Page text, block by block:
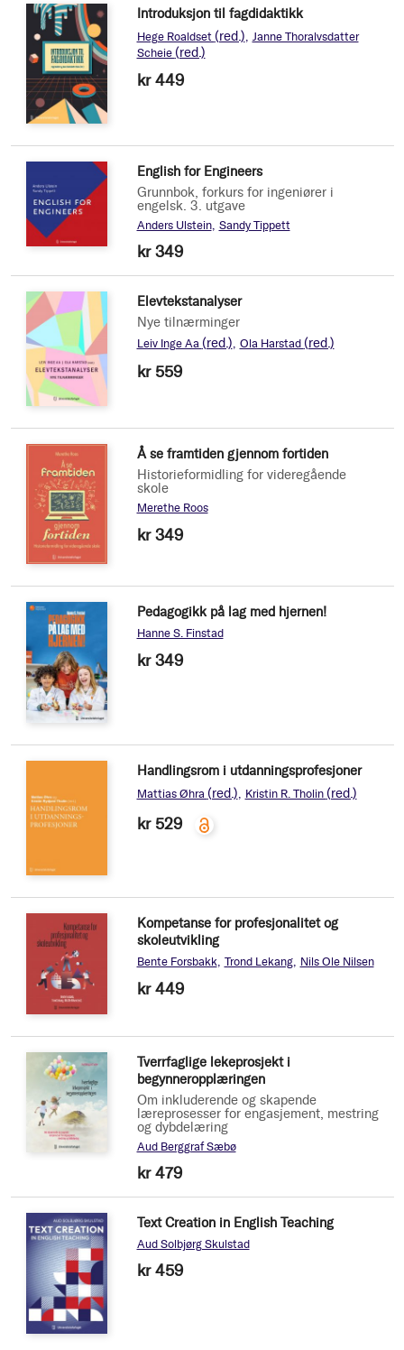
Introduksjon til fagdidaktikk
Hege Roaldset (red.) Janne Thoralvsdatter
Scheie (red.)
kr 449
English for Engineers
Grunnbok, forkurs for ingeniører i
engelsk. 3. utgave
Anders Ulstein Sandy Tippett
kr 349
Elevtekstanalyser
Nye tilnærminger
Leiv Inge Aa (red.) Ola Harstad (red.)
kr 559
Å se framtiden gjennom fortiden
Historieformidling for videregående
skole
Merethe Roos
kr 349
Pedagogikk på lag med hjernen!
Hanne S. Finstad
kr 349
Handlingsrom i utdanningsprofesjoner
Mattias Øhra (red.) Kristin R. Tholin (red.)
kr 529
Kompetanse for profesjonalitet og
skoleutvikling
Bente Forsbakk Trond Lekang Nils Ole Nilsen
kr 449
Tverrfaglige lekeprosjekt i
begynneropplæringen
Om inkluderende og skapende
læreprosesser for engasjement, mestring
og dybdelæring
Aud Berggraf Sæbø
kr 479
Text Creation in English Teaching
Aud Solbjørg Skulstad
kr 459